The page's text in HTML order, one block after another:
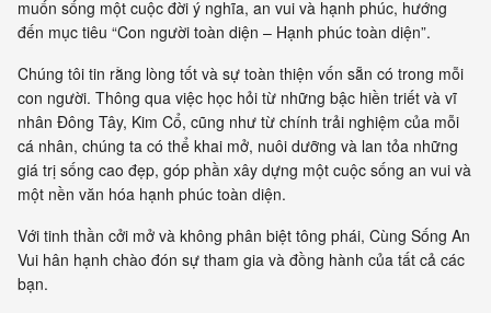
muốn sống một cuộc đời ý nghĩa, an vui và hạnh phúc, hướng
đến mục tiêu “Con người toàn diện – Hạnh phúc toàn diện”.
Chúng tôi tin rằng lòng tốt và sự toàn thiện vốn sẵn có trong mỗi
con người. Thông qua việc học hỏi từ những bậc hiền triết và vĩ
nhân Đông Tây, Kim Cổ, cũng như từ chính trải nghiệm của mỗi
cá nhân, chúng ta có thể khai mở, nuôi dưỡng và lan tỏa những
giá trị sống cao đẹp, góp phần xây dựng một cuộc sống an vui và
một nền văn hóa hạnh phúc toàn diện.
Với tinh thần cởi mở và không phân biệt tông phái, Cùng Sống An
Vui hân hạnh chào đón sự tham gia và đồng hành của tất cả các
bạn.